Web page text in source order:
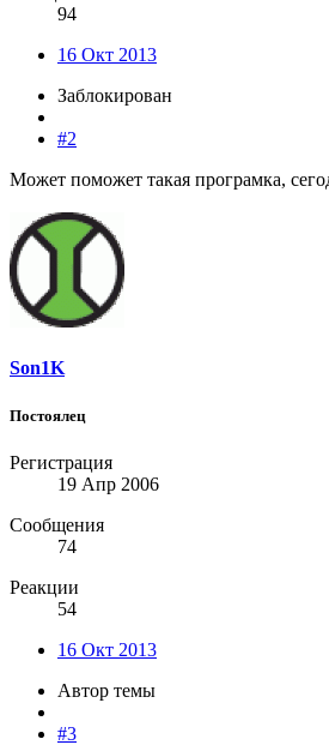
94
16 Окт 2013
Заблокирован
#2
Может поможет такая програмка,
Son1K
Постоялец
Регистрация
19 Апр 2006
Сообщения
74
Реакции
54
16 Окт 2013
Автор темы
#3